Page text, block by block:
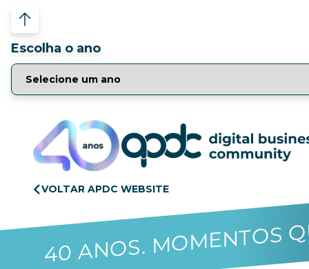
Escolha o ano
VOLTAR APDC WEBSITE
40 ANOS. MOMENTOS